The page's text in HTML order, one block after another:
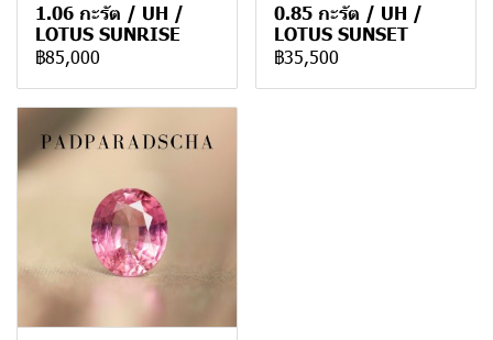
1.06 กะรัต / UH /
LOTUS SUNRISE
฿85,000
0.85 กะรัต / UH /
LOTUS SUNSET
฿35,500